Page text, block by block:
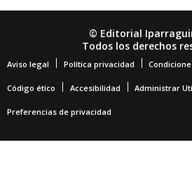
© Editorial
Todos los derechos
Aviso legal Política privacidad
Código ético Accesibilidad Administrar
Preferencias de privacidad